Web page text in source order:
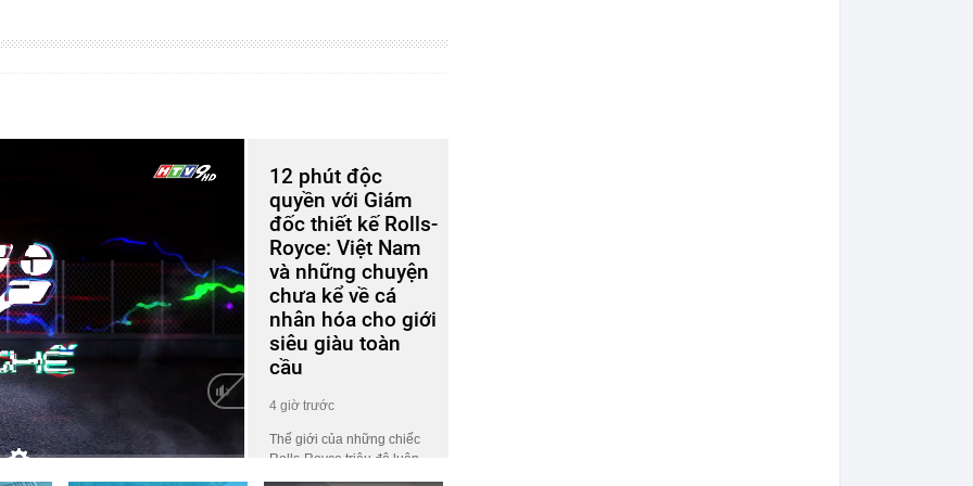
12 phút độc
quyền với Giám
đốc thiết kế Rolls-
Royce: Việt Nam
và những chuyện
chưa kể về cá
nhân hóa cho giới
siêu giàu toàn
cầu
4 giờ trước
Thế giới của những chiếc
Rolls-Royce triệu đô luôn
phủ một lớp màn bí ẩn khiến